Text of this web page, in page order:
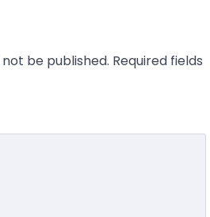
be published. Required fields